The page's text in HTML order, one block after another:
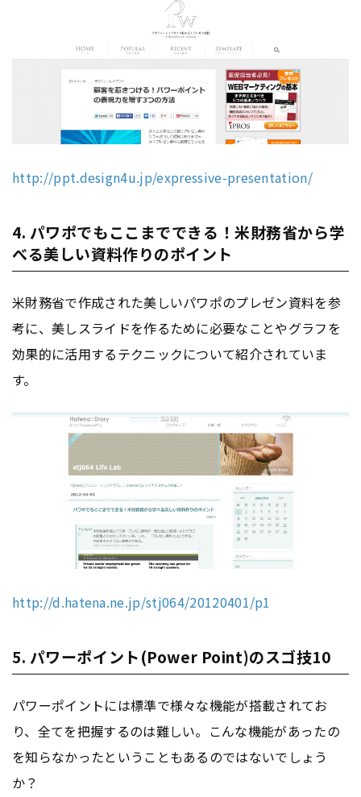
http://ppt.design4u.jp/expressive-presentation/
4. パワポでもここまでできる！米財務省から学
べる美しい資料作りのポイント
米財務省で作成された美しいパワポのプレゼン資料を参
考に、美しスライドを作るために必要なことやグラフを
効果的に活用するテクニックについて紹介されていま
す。
http://d.hatena.ne.jp/stj064/20120401/p1
5. パワーポイント(Power Point)のスゴ技10
パワーポイントには標準で様々な機能が搭載されてお
り、全てを把握するのは難しい。こんな機能があったの
を知らなかったということもあるのではないでしょう
か？